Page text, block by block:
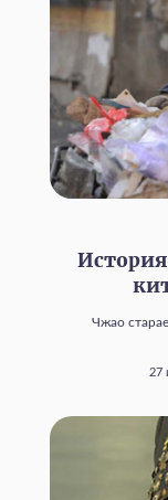
Чжао
27